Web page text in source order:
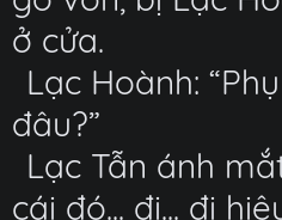
ở cửa.
Lạc Hoành:
đâu?”
Lạc Tẫn ánh
cái đó... đi... đi